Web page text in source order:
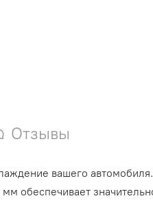
Отзывы
вашего автомобиля.
обеспечивает